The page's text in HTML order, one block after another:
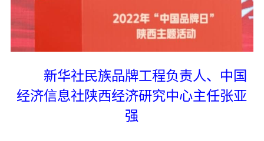
新华社民族品牌工程负责人、中国
经济信息社陕西经济研究中心主任张亚
强